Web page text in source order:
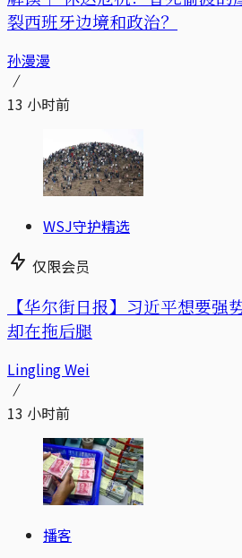
裂西班牙边境和政治？
孙漫漫
13 小时前
WSJ守护精选
仅限会员
【华尔街日报】习近平想要强
却在拖后腿
Lingling Wei
13 小时前
播客